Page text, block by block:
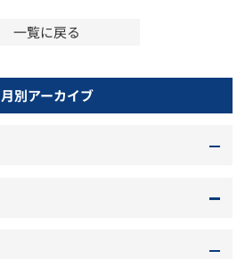
一覧に戻る
月別アーカイブ